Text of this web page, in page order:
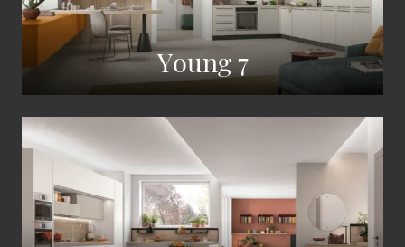
Young 7